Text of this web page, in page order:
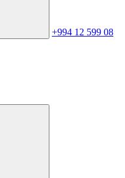
+994 12 599 08